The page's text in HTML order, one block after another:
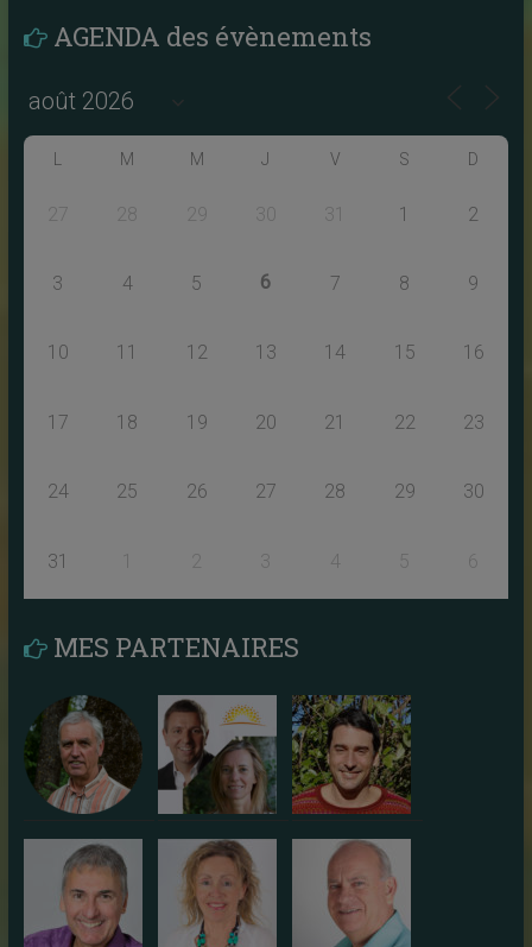
AGENDA des évènements
M M J V S D
27 28 29 30 31 1 2
3 4 5 6 7 8 9
10 11 12 13 14 15 16
17 18 19 20 21 22 23
24 25 26 27 28 29 30
31 1 3 4 5 6
MES PARTENAIRES